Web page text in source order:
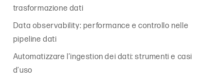
trasformazione dati
Data observability: performance e controllo nelle
pipeline dati
Automatizzare l’ingestion dei dati: strumenti e casi
d’uso